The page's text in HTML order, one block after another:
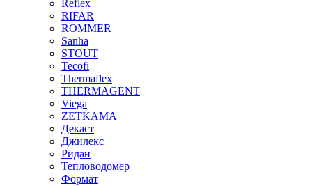
Reflex
RIFAR
ROMMER
Sanha
STOUT
Tecofi
Thermaflex
THERMAGENT
Viega
ZETKAMA
Декаст
Джилекс
Ридан
Тепловодомер
Формат